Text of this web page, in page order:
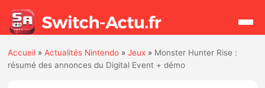
Rechercher
Accueil »Actualités Nintendo »Jeux » Monster Hunter Rise :
résumé des annonces du Digital Event + démo